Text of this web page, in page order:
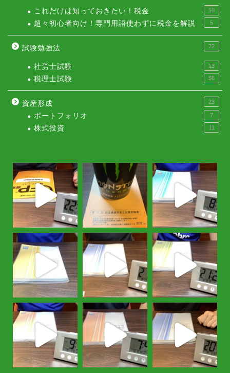
これだけは知っておきたい！税金 10
超々初心者向け！専門用語使わずに税金を解説 5
試験勉強法 72
社労士試験 13
税理士試験 56
資産形成 23
ポートフォリオ 7
株式投資 11